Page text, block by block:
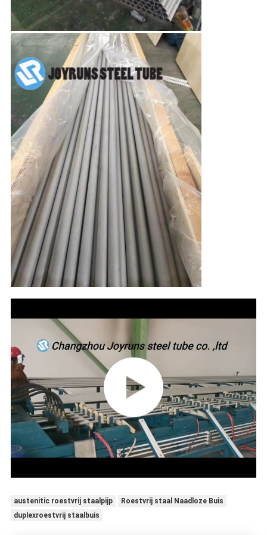
austenitic roestvrij staalpijp
Roestvrij staal Naadloze Buis
duplexroestvrij staalbuis